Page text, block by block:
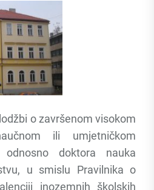
o završenom visokom
ili umjetničkom
doktora nauka
u smislu Pravilnika o
inozemnih školskih